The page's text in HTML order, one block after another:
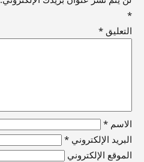
*
التعليق *
الاسم *
البريد الإلكتروني *
الموقع الإلكتروني